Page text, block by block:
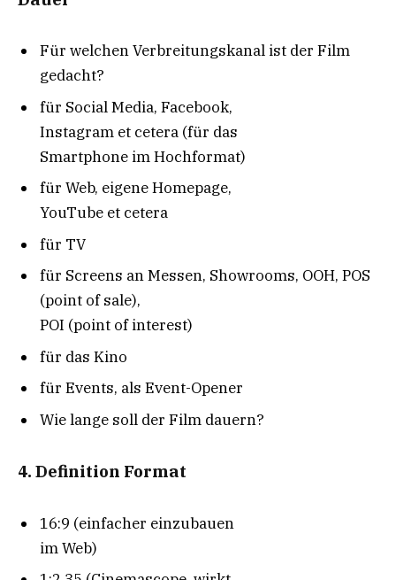
Für welchen Verbreitungskanal ist der Film
gedacht?
für Social Media, Facebook,
Instagram et cetera (für das
Smartphone im Hochformat)
für Web, eigene Homepage,
YouTube et cetera
für TV
für Screens an Messen, Showrooms, OOH, POS
(point of sale),
POI (point of interest)
für das Kino
für Events, als Event-Opener
Wie lange soll der Film dauern?
4. Definition Format
16:9 (einfacher einzubauen
im Web)